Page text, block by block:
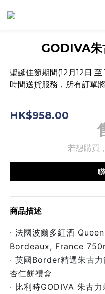
GODIVA朱
聖誕佳節期間(12月12日
時間送貨服務，所有訂單
HK$958.00
若想購買
商品描述
· 法國波爾多紅酒
Bordeaux, France
· 英國Border精選朱古
杏仁餅禮盒
· 比利時GODIVA 朱古